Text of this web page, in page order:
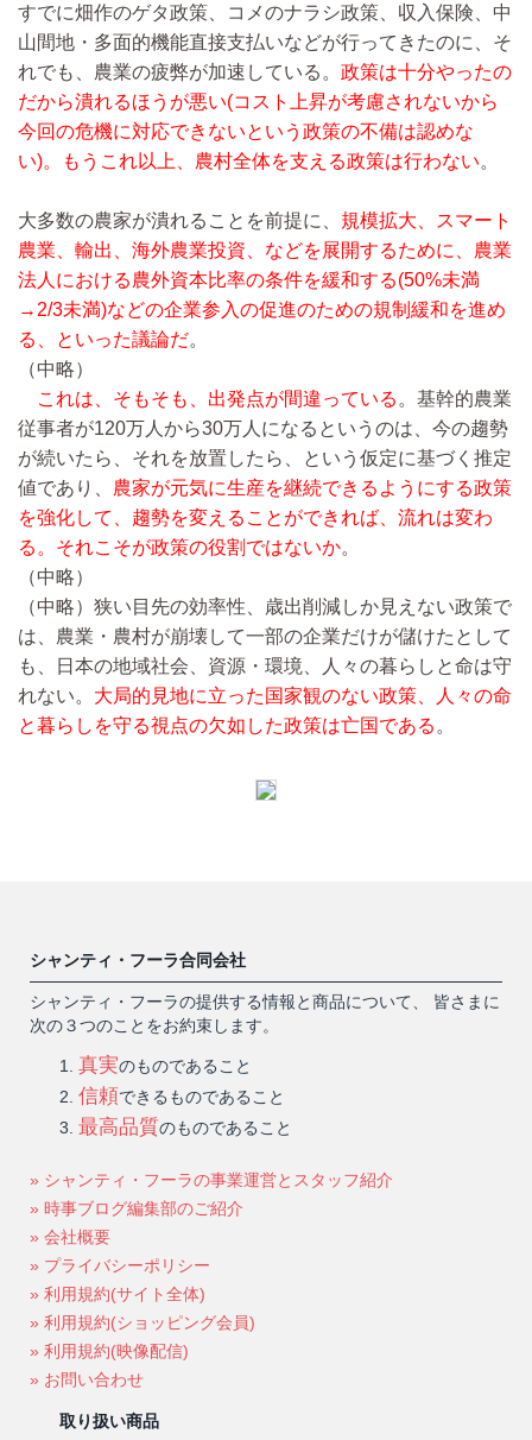
すでに畑作のゲタ政策、コメのナラシ政策、収入保険、中
山間地・多面的機能直接支払いなどが行ってきたのに、そ
れでも、農業の疲弊が加速している。 政策は十分やったの
だから潰れるほうが悪い(コスト上昇が考慮されないから
今回の危機に対応できないという政策の不備は認めな
い)。もうこれ以上、農村全体を支える政策は行わない。
大多数の農家が潰れることを前提に、 規模拡大、スマート
農業、輸出、海外農業投資、などを展開するために、農業
法人における農外資本比率の条件を緩和する(50%未満
→2/3未満)などの企業参入の促進のための規制緩和を進め
る、といった議論だ。
（中略）
これは、そもそも、出発点が間違っている 。基幹的農業
従事者が120万人から30万人になるというのは、今の趨勢
が続いたら、それを放置したら、という仮定に基づく推定
値であり、 農家が元気に生産を継続できるようにする政策
を強化して、趨勢を変えることができれば、流れは変わ
る。それこそが政策の役割ではないか。
（中略）
（中略） 狭い目先の効率性、歳出削減しか見えない政策で
は、農業・農村が崩壊して一部の企業だけが儲けたとして
も、日本の地域社会、資源・環境、人々の暮らしと命は守
れない。 大局的見地に立った国家観のない政策、人々の命
と暮らしを守る視点の欠如した政策は亡国である 。
シャンティ・フーラ合同会社
シャンティ・フーラの提供する情報と商品について、 皆さまに
次の３つのことをお約束します。
真実のものであること
信頼できるものであること
最高品質のものであること
» シャンティ・フーラの事業運営とスタッフ紹介
» 時事ブログ編集部のご紹介
» 会社概要
» プライバシーポリシー
» 利用規約(サイト全体)
» 利用規約(ショッピング会員)
» 利用規約(映像配信)
» お問い合わせ
取り扱い商品